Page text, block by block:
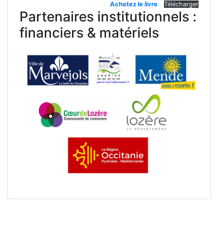
Achetez le livre Télécharger
Partenaires institutionnels :
financiers & matériels